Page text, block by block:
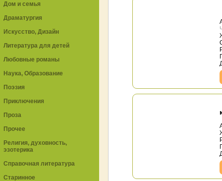
Дом и семья
Драматургия
Искусство, Дизайн
Литература для детей
Любовные романы
Наука, Образование
Поэзия
Приключения
Проза
Прочее
Религия, духовность,
эзотерика
Справочная литература
Старинное